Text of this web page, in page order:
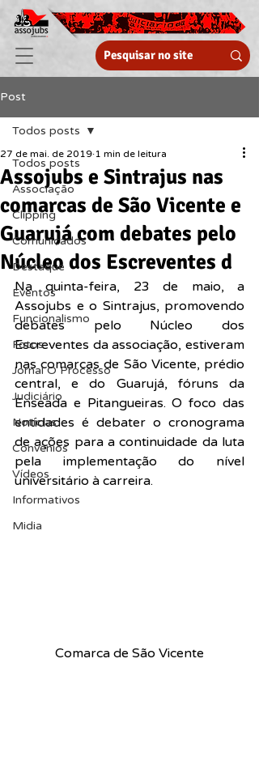
Post
Todos posts
Associação
Clipping
Comunicados
Destaque
Eventos
Funcionalismo
Fotos
Jornal O Processo
Judiciário
Notícias
Convênios
Vídeos
Informativos
Midia
Todos posts
Assojubs e Sintrajus nas
comarcas de São Vicente e
Guarujá com debates pelo
Núcleo dos Escreventes d
27 de mai. de 2019 1 min de leitura
Na quinta-feira, 23 de maio, a
Assojubs e o Sintrajus, promovendo
debates pelo Núcleo dos
Escreventes da associação, estiveram
nas comarcas de São Vicente, prédio
central, e do Guarujá, fóruns da
Enseada e Pitangueiras. O foco das
entidades é debater o cronograma
de ações para a continuidade da luta
pela implementação do nível
universitário à carreira.
Comarca de São Vicente